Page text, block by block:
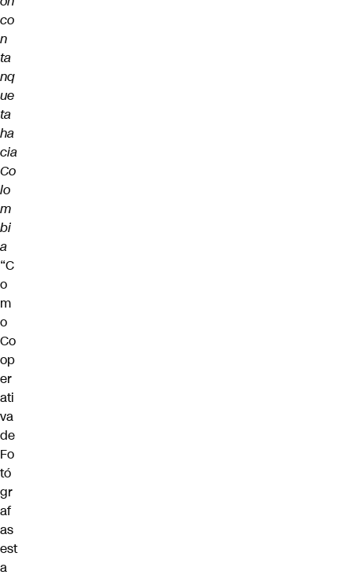
co
n
ta
nq
ue
ta
ha
cia
Co
lo
m
bi
a
“C
o
m
o
Co
op
er
ati
va
de
Fo
tó
gr
af
as
est
a